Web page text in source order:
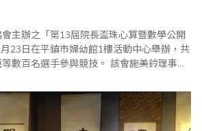
主辦之「第13屆院長盃珠心算暨數學公開
23日在平鎮市婦幼館1樓活動中心舉辦，共
手參與競技。 該會施美鈴理事長
其他的學業成績也比一般同學優良，孩子
能夠具有『勝不驕、敗不餒』的胸襟，也
成為最頂尖的學..